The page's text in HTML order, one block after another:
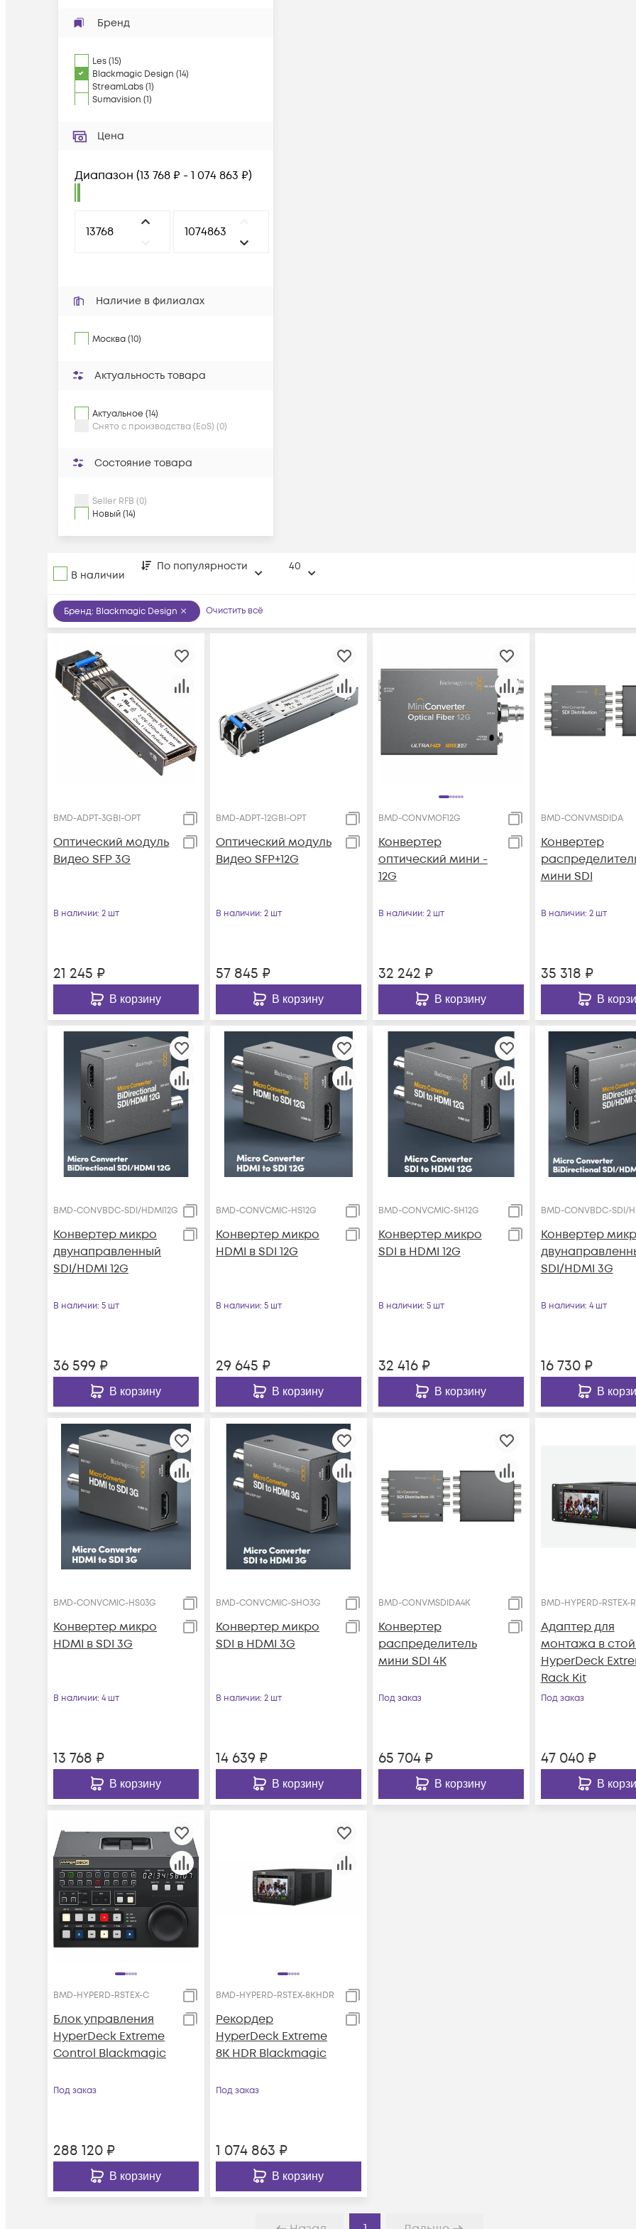
Бренд
Les(15)
Blackmagic Design (14)
StreamLabs(1)
Sumavision (1)
Цена
Диапазон (13 768 ₽ - 1 074 863 ₽)
Наличие в филиалах
Москва (10)
Актуальность товара
Актуальное (14)
Снято с производства (EoS) (0)
Состояние товара
Seller RFB (0)
Новый (14)
В наличии
По популярности 40
Бренд: Blackmagic Design Очистить всё
BMD-ADPT-3GBI-OPT
Оптический модуль
Видео SFP 3G
В наличии: 2 шт
21 245 ₽
В корзину
BMD-ADPT-12GBI-OPT
Оптический модуль
Видео SFP+12G
В наличии: 2 шт
57 845 ₽
В корзину
BMD-CONVMOF12G
Конвертер
оптический мини -
12G
В наличии: 2 шт
32 242 ₽
В корзину
BMD-CONVMSDIDA
Конвертер
мини SDI
В наличии: 2 шт
35 318 ₽
В
BMD-CONVBDC-SDI/HDMI12G
Конвертер микро
двунаправленный
SDI/HDMI 12G
В наличии: 5 шт
36 599 ₽
В корзину
BMD-CONVCMIC-HS12G
Конвертер микро
HDMI в SDI 12G
В наличии: 5 шт
29 645 ₽
В корзину
BMD-CONVCMIC-SH12G
Конвертер микро
SDI в HDMI 12G
В наличии: 5 шт
32 416₽
В корзину
BMD-CONVBDC-SDI/
Конвертер
SDI/HDMI 3G
В наличии: 4 шт
16 730₽
В
BMD-CONVCMIC-HS03G
Конвертер микро
HDMI в SDI 3G
В наличии: 4 шт
13 768 ₽
В корзину
BMD-CONVCMIC-SHO3G
Конвертер микро
SDI в HDMI 3G
В наличии: 2 шт
14 639 ₽
В корзину
BMD-CONVMSDIDA4K
Конвертер
распределитель
мини SDI 4K
Под заказ
65 704₽
В корзину
BMD-HYPERD-RSTEX-
Адаптер для
монтажа в
HyperDeck
Rack Kit
Под заказ
47 040₽
В
BMD-HYPERD-RSTEX-C
Блок управления
HyperDeck Extreme
Control Blackmagic
Под заказ
288 120 ₽
В корзину
BMD-HYPERD-RSTEX-8KHDR
Рекордер
HyperDeck Extreme
8K HDR Blackmagic
Под заказ
1 074 863 ₽
В корзину